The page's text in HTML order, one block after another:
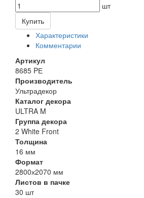
шт
Купить
Характеристики
Комментарии
Артикул
8685 PЕ
Производитель
Ультрадекор
Каталог декора
ULTRA M
Группа декора
2 White Front
Толщина
16 мм
Формат
2800х2070 мм
Листов в пачке
30 шт